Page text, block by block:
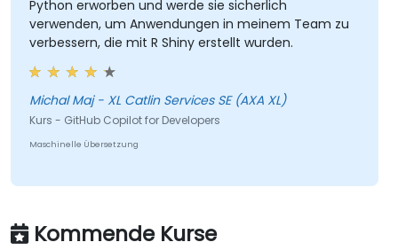
Python erworben und werde sie sicherlich
verwenden, um Anwendungen in meinem Team zu
verbessern, die mit R Shiny erstellt wurden.
Michal Maj - XL Catlin Services SE (AXA XL)
Kurs - GitHub Copilot for Developers
Maschinelle Übersetzung
Kommende Kurse